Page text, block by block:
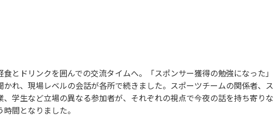
食とドリンクを囲んでの交流タイムへ。「スポンサー獲得の勉強になった」
かれ、現場レベルの会話が各所で続きました。スポーツチームの関係者、ス
、学生など立場の異なる参加者が、それぞれの視点で今夜の話を持ち寄りな
間となりました。